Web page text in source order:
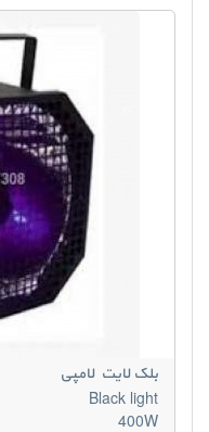
بلک لایت لامپی
Black light
400W